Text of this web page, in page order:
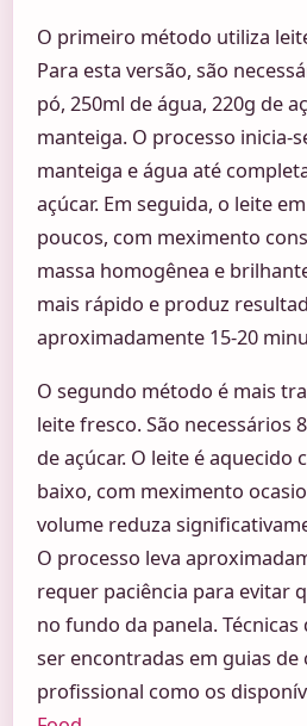
O primeiro método utiliza
Para esta versão, são
pó, 250ml de água, 220g de
manteiga. O processo inicia-
manteiga e água até
açúcar. Em seguida, o leite
poucos, com meximento
massa homogênea e
mais rápido e produz
aproximadamente 15-20
O segundo método é mais
leite fresco. São necessários
de açúcar. O leite é aquecido
baixo, com meximento
volume reduza
O processo leva
requer paciência para evitar
no fundo da panela.
ser encontradas em guias de
profissional como os